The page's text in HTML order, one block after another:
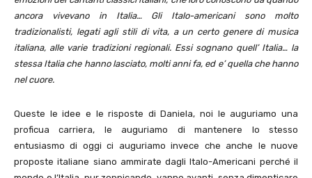
ancora vivevano in Italia… Gli Italo-americani sono molto
tradizionalisti, legati agli stili di vita, a un certo genere di musica
italiana, alle varie tradizioni regionali. Essi sognano quell’ Italia… la
stessa Italia che hanno lasciato, molti anni fa, ed e’ quella che hanno
nel cuore.
Queste le idee e le risposte di Daniela, noi le auguriamo una
proficua carriera, le auguriamo di mantenere lo stesso
entusiasmo di oggi ci auguriamo invece che anche le nuove
proposte italiane siano ammirate dagli Italo-Americani perché il